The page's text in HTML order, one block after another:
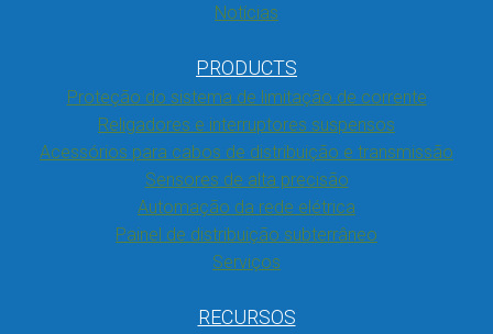
Notícias
PRODUCTS
Proteção do sistema de limitação de corrente
Religadores e interruptores suspensos
Acessórios para cabos de distribuição e transmissão
Sensores de alta precisão
Automação da rede elétrica
Painel de distribuição subterrâneo
Serviços
RECURSOS